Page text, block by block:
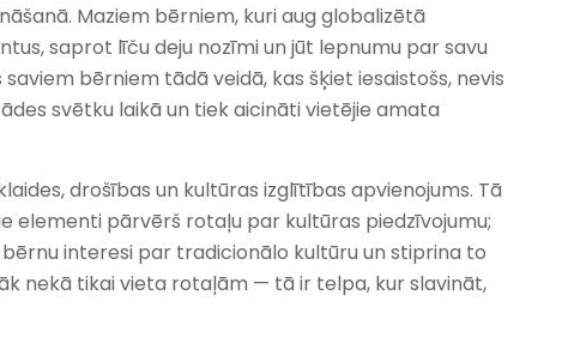
Maziem bērniem, kuri aug globalizētā
saprot līču deju nozīmi un jūt lepnumu par savu
bērniem tādā veidā, kas šķiet iesaistošs, nevis
svētku laikā un tiek aicināti vietējie amata
drošības un kultūras izglītības apvienojums. Tā
elementi pārvērš rotaļu par kultūras piedzīvojumu;
interesi par tradicionālo kultūru un stiprina to
nekā tikai vieta rotaļām — tā ir telpa, kur slavināt,